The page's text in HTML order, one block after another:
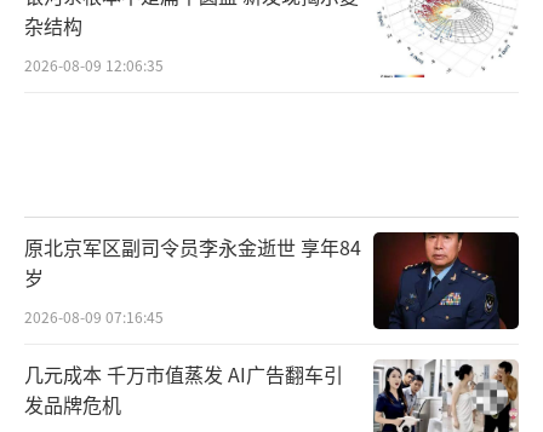
杂结构
2026-08-09 12:06:35
原北京军区副司令员李永金逝世 享年84
岁
2026-08-09 07:16:45
几元成本 千万市值蒸发 AI广告翻车引
发品牌危机